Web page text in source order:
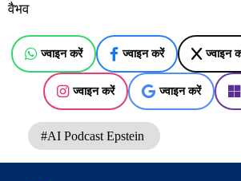
वैभव
ज्वाइन करें ज्वाइन करें ज्वाइन
ज्वाइन करें ज्वाइन करें
#AI Podcast Epstein